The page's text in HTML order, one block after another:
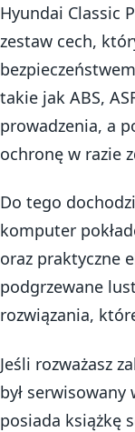
Hyundai Classic
zestaw cech,
takie jak ABS,
prowadzenia, a
ochronę w razie
Do tego
komputer
oraz praktyczne
podgrzewane
rozwiązania,
Jeśli rozważasz
był serwisowany
posiada książkę